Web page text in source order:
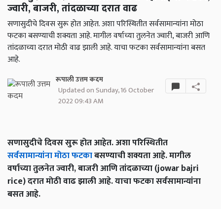
ज्वारी, बाजरी, तांदळाच्या दरात वाढ
सणासुदीचे दिवस सुरू होत आहेत. अशा परिस्थितीत सर्वसामान्यांना मोठा
फटका बसण्याची शक्यता आहे. मागील वर्षाच्या तुलनेत ज्वारी, बाजरी आणि
तांदळाच्या दरात मोठी वाढ झाली आहे. याचा फटका सर्वसामान्यांना बसत
आहे.
रूपाली उत्तम कदम
Updated on Sunday, 16 October
2022 09:43 AM
सणासुदीचे दिवस सुरू होत आहेत. अशा परिस्थितीत
सर्वसामान्यांना मोठा फटकाबसण्याची शक्यता आहे. मागील
वर्षाच्या तुलनेत ज्वारी, बाजरी आणि तांदळाच्या (jowar bajri
rice) दरात मोठी वाढ झाली आहे. याचा फटका सर्वसामान्यांना
बसत आहे.